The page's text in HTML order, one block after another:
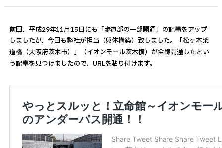
前回、平成29年11月15日にも「歩道部の一部開通」の記事をアップ
しましたが、今回も弊社が担当（躯体構築）致しました。「松ヶ本架
道橋（大阪府茨木市）」（イオンモール茨木横）が全線開通したとい
う記事を見つけましたので、URLを貼り付けます。